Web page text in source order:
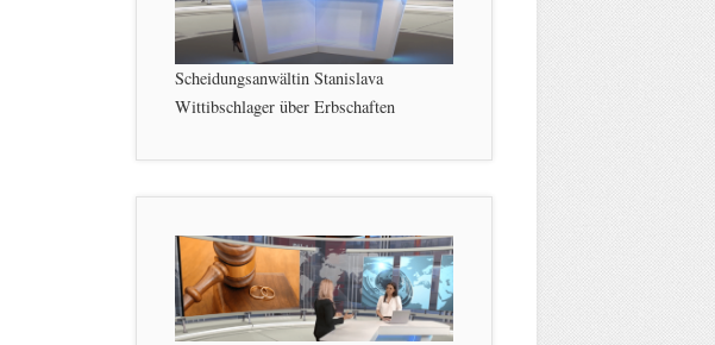
Scheidungsanwältin Stanislava
Wittibschlager über Erbschaften